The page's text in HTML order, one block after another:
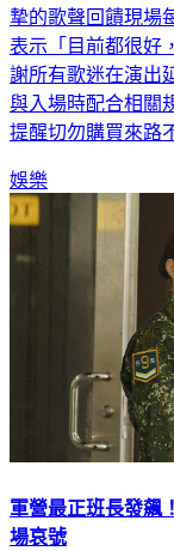
摯的歌聲回饋現場
表示「目前都很好
謝所有歌迷在演出
與入場時配合相關
提醒切勿購買來路
娛樂
軍營最正班長發飆
場哀號